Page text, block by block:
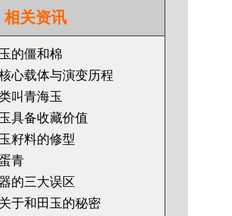
相关资讯
的僵和棉
心载体与演变历程
叫青海玉
具备收藏价值
籽料的修型
青
的三大误区
于和田玉的秘密